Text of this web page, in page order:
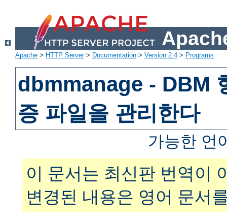
Apache > HTTP Server> Documentation > Version 2.4 > Programs
dbmmanage - DBM
증 파일을 관리한다
가능한 언
이 문서는 최신판 번역이
변경된 내용은 영어 문서